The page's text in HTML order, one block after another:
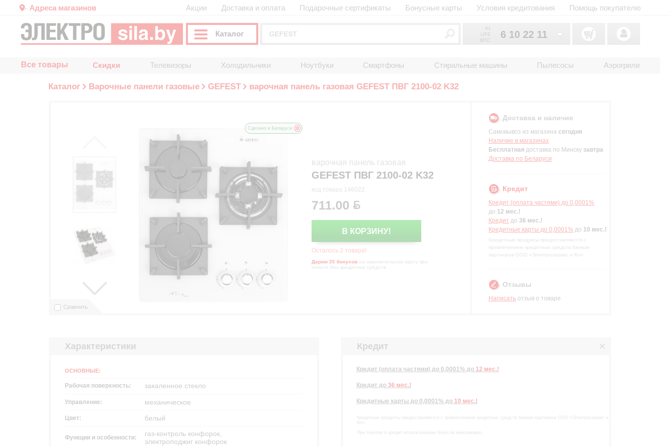
Адреса магазинов Акции Доставка и оплата Подарочные сертификаты Бонусные карты Условия кредитования Помощь покупателю
Каталог
A1
LIFE
MTC
6 10 22 11
Все товары Скидки Телевизоры Холодильники Ноутбуки Смартфоны Стиральные машины Пылесосы Аэрогрили
Каталог Варочные панели газовые GEFEST варочная панель газовая GEFEST ПВГ 2100-02 K32
Доставка и наличие
Самовывоз из магазина сегодня
Наличие в магазинах
Бесплатная доставка по Минску завтра
Доставка по Беларуси
Кредит
Кредит (оплата частями) до 0,0001%
до 12 мес.!
Кредит до 36 мес.!
Кредитные карты до 0,0001% до 10 мес.!
Кредитные продукты предоставляются с
привлечением кредитных средств банков-
партнеров ООО «Электросервис и Ко».
Отзывы
Написать отзыв о товаре
Сделано в Беларуси
варочная панель газовая
GEFEST ПВГ 2100-02 K32
код товара 146022
711.00
В КОРЗИНУ!
Осталось 2 товара!
Дарим 35 бонусов на накопительную карту при
оплате без кредитных средств
Сравнить
Характеристики
ОСНОВНЫЕ:
Рабочая поверхность: закаленное стекло
Управление: механическое
Цвет: белый
Функции и особенности:
газ-контроль конфорок,
электроподжиг конфорок
Кредит
Кредит (оплата частями) до 0,0001% до 12 мес.!
Кредит до 36 мес.!
Кредитные карты до 0,0001% до 10 мес.!
Кредитные продукты предоставляются с привлечением кредитных средств банков-партнеров ООО «Электросервис и
Ко».
При покупке в кредит использование бонусов невозможно.